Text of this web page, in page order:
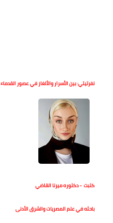
نفرتيتي: بين الأسرار والألغاز في عصور القدماء
كتبت - دكتوره ميرنا القاضي
باحثه في علم المصريات والشرق الأدنى